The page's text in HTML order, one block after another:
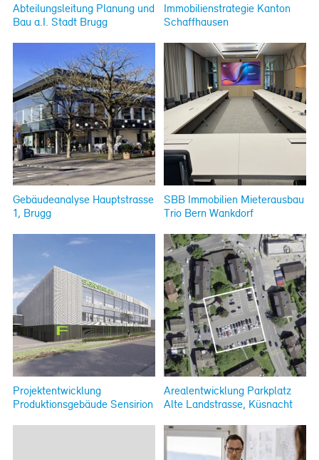
Abteilungsleitung Planung und
Bau a.I. Stadt Brugg
Immobilienstrategie Kanton
Schaffhausen
Gebäudeanalyse Hauptstrasse
1, Brugg
SBB Immobilien Mieterausbau
Trio Bern Wankdorf
Projektentwicklung
Produktionsgebäude Sensirion
Arealentwicklung Parkplatz
Alte Landstrasse, Küsnacht